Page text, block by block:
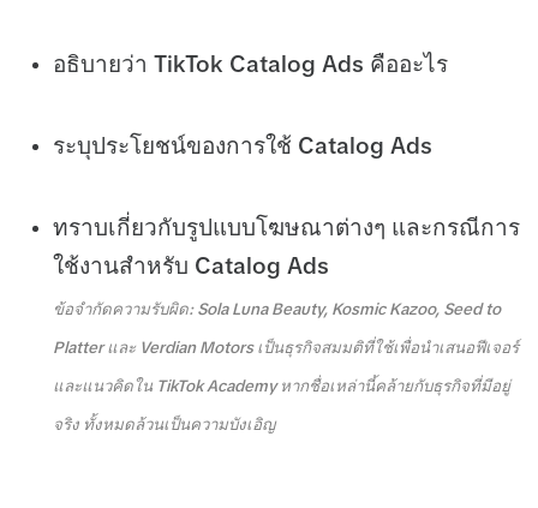
อธิบายว่า TikTok Catalog Ads คืออะไร
ระบุประโยชน์ของการใช้ Catalog Ads
ทราบเกี่ยวกับรูปแบบโฆษณาต่างๆ และกรณีการ
ใช้งานสำหรับ Catalog Ads
ข้อจำกัดความรับผิด: Sola Luna Beauty, Kosmic Kazoo, Seed to
Platter และ Verdian Motors เป็นธุรกิจสมมติที่ใช้เพื่อนำเสนอฟีเจอร์
และแนวคิดใน TikTok Academy หากชื่อเหล่านี้คล้ายกับธุรกิจที่มีอยู่
จริง ทั้งหมดล้วนเป็นความบังเอิญ